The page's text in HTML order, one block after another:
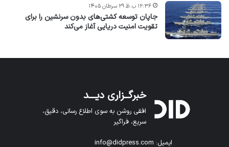
جاپان توسعه کشتی‌های بدون سرنشین را برای
تقویت امنیت دریایی آغاز می‌کند
۱۲:۳۶ ب.ظ ۲۹ سرطان ۱۴۰۵
خبرگــزاری دیـــد
افقی روشن به سوی اطلاع رسانی، دقیق،
سریع، فراگیر
ایمیل: info@didpress.com